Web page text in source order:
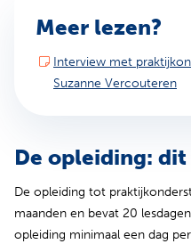
Meer lezen?
Interview met
Suzanne Vercouteren
De opleiding:
De opleiding tot
maanden en bevat 20
opleiding minimaal een dag